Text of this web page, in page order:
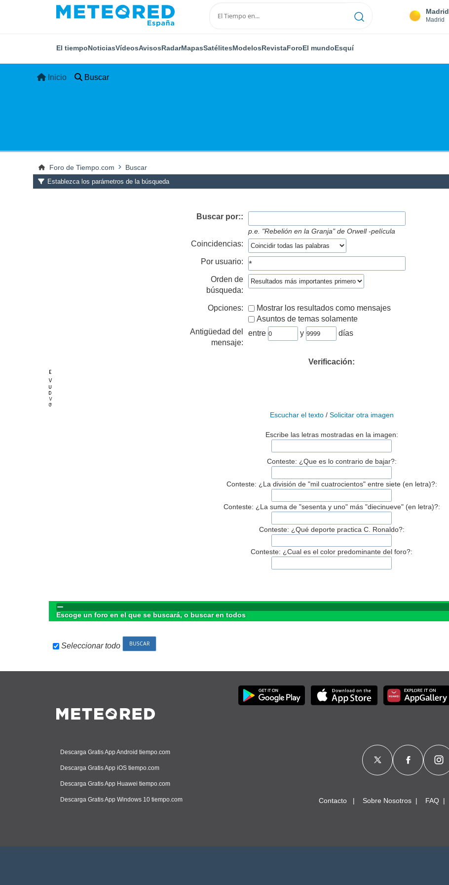
Madrid
Madrid
El tiempoNoticiasVídeosAvisosRadarMapasSatélitesModelosRevistaForoEl mundoEsquí
Inicio Buscar
Foro de Tiempo.com Buscar
Establezca los parámetros de la búsqueda
Buscar por::
p.e. "Rebelión en la Granja" de Orwell -película
Coincidencias:
Por usuario:
Orden de
búsqueda:
Opciones:
Mostrar los resultados como mensajes
Asuntos de temas solamente
Antigüedad del
mensaje:
entre y días
Verificación:
Escuchar el texto/ Solicitar otra imagen
Escribe las letras mostradas en la imagen:
Conteste: ¿Que es lo contrario de bajar?:
Conteste: ¿La división de "mil cuatrocientos" entre siete (en letra)?:
Conteste: ¿La suma de "sesenta y uno" más "diecinueve" (en letra)?:
Conteste: ¿Qué deporte practica C. Ronaldo?:
Conteste: ¿Cual es el color predominante del foro?:
Escoge un foro en el que se buscará, o buscar en todos
Seleccionar todo
Descarga Gratis App Android tiempo.com
Descarga Gratis App iOS tiempo.com
Descarga Gratis App Huawei tiempo.com
Descarga Gratis App Windows 10 tiempo.com Contacto Sobre Nosotros FAQ